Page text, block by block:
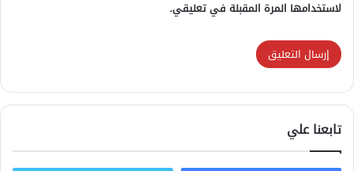
لاستخدامها المرة المقبلة في تعليقي.
تابعنا علي